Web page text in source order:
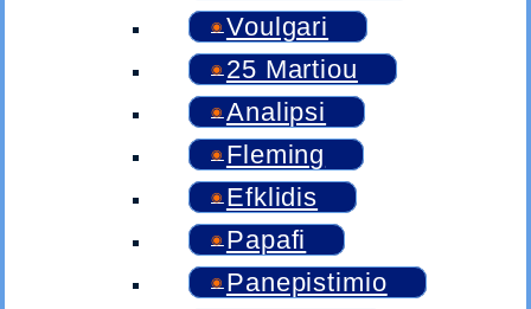
Voulgari
25 Martiou
Analipsi
Fleming
Efklidis
Papafi
Panepistimio